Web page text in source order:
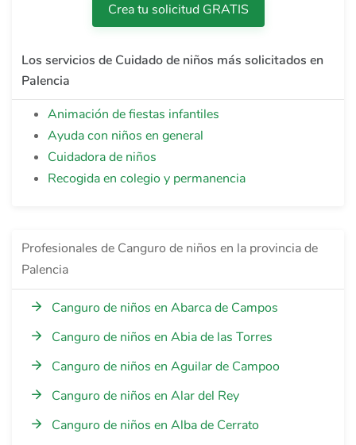
Crea tu solicitud GRATIS
Los servicios de Cuidado de niños más solicitados en
Palencia
Animación de fiestas infantiles
Ayuda con niños en general
Cuidadora de niños
Recogida en colegio y permanencia
Profesionales de Canguro de niños en la provincia de
Palencia
Canguro de niños en Abarca de Campos
Canguro de niños en Abia de las Torres
Canguro de niños en Aguilar de Campoo
Canguro de niños en Alar del Rey
Canguro de niños en Alba de Cerrato